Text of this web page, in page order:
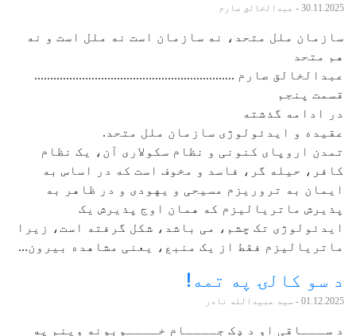
30.11.2025 - عبدالخالق صارم
سازمان ملل متحد، نه سازمان است نه ملل است و نه
هم متحد
عبدالخالق صارم ...............................................................
قسمت پنجم
در ادامه گذشته
عقیده و ایدئولوژی سازمان ملل متحد.
تمدن اروپای کنونی و نظام سکولاری آن، یک نظام
کافر، حیله گر، فاسد و مخوف است که در اساس به
ایمان به تروریزم مسیحی و یهودی و در ظاهر به
پذیرش ماتریالیزم که همان اوج پذیرش یک
ایدئولوژی تک چشم، می باشد، شکل گرفته است، زیرا
ماتریالیزم فقط از یک منبع، یعنی مشاهده بیرون...
د سو کالۍ په تمه!
01.12.2025 - سید عبیدالله نادر
د ســـاقی او د ډک جــــام خــــوبونه وینم په